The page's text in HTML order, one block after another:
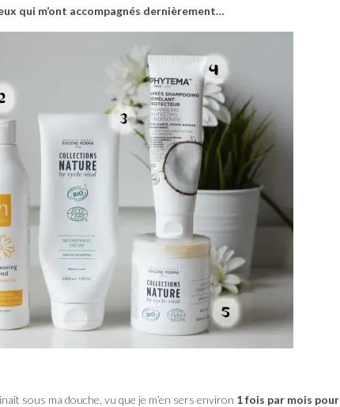
qui m’ont accompagnés dernièrement…
sous ma douche, vu que je m’en sers environ 1 fois par mois pour